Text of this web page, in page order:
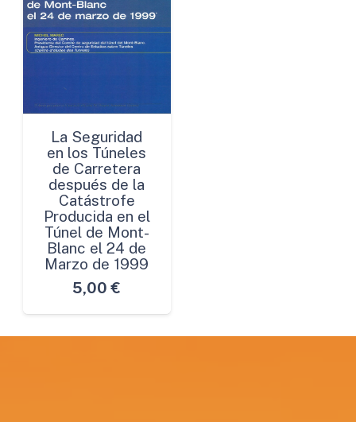
La Seguridad
en los Túneles
de Carretera
después de la
Catástrofe
Producida en el
Túnel de Mont-
Blanc el 24 de
Marzo de 1999
5,00 €